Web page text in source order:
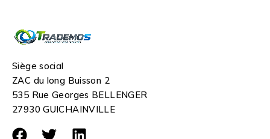
Siège social
ZAC du long Buisson 2
535 Rue Georges BELLENGER
27930 GUICHAINVILLE